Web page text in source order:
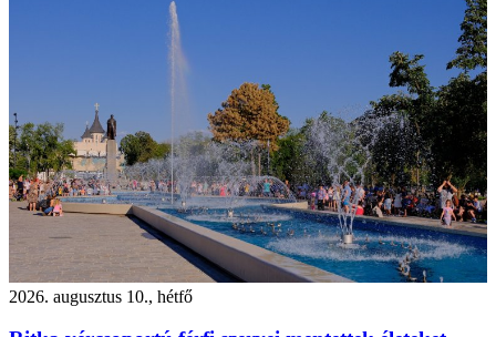
2026. augusztus 10., hétfő